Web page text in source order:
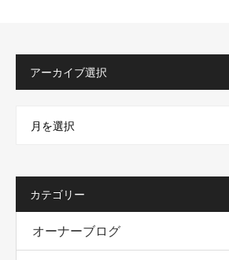
アーカイブ選択
月を選択
カテゴリー
オーナーブログ